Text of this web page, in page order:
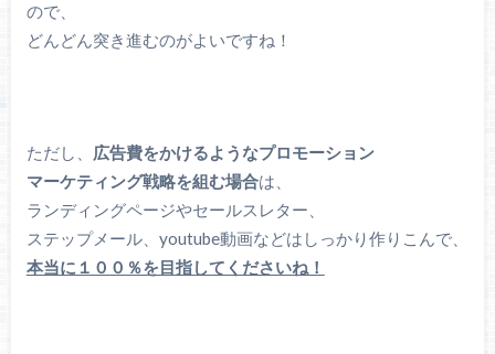
ので、
どんどん突き進むのがよいですね！
ただし、
広告費をかけるようなプロモーション
マーケティング戦略を組む場合は、
ランディングページやセールスレター、
ステップメール、youtube動画などはしっかり作りこんで、
本当に１００％を目指してくださいね！